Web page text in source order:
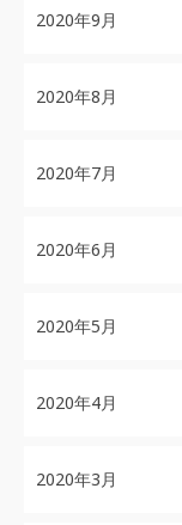
2020年9月
2020年8月
2020年7月
2020年6月
2020年5月
2020年4月
2020年3月